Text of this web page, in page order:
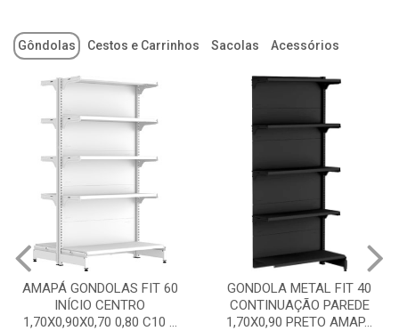
Gôndolas Cestos e Carrinhos Sacolas Acessórios
GONDOLA METAL FIT 40
CONTINUAÇÃO PAREDE
1,70X0,90 PRETO AMAP...
GONDOLA METAL FIT 40
INICIO CENTRO 1,70X0,90
PRETO AMAPÁ